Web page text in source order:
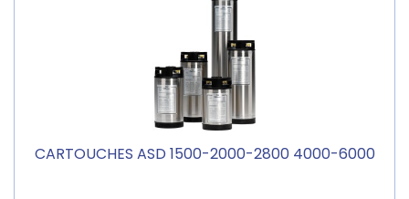
CARTOUCHES ASD 1500-2000-2800 4000-6000